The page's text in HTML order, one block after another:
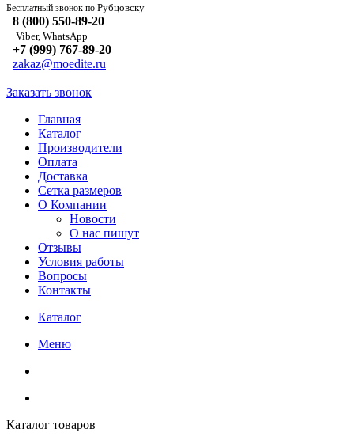
Бесплатный звонок по Рубцовску
8 (800) 550-89-20
Viber, WhatsApp
+7 (999) 767-89-20
zakaz@moedite.ru
Заказать звонок
Главная
Каталог
Производители
Оплата
Доставка
Сетка размеров
О Компании
Новости
О нас пишут
Отзывы
Условия работы
Вопросы
Контакты
Каталог
Меню
Каталог товаров